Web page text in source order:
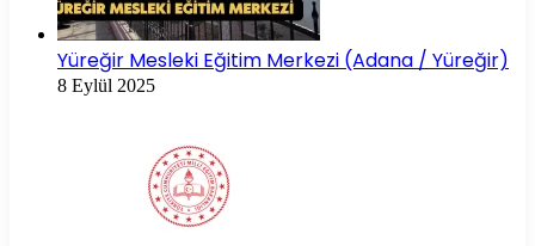
Yüreğir Mesleki Eğitim Merkezi (Adana / Yüreğir)
8 Eylül 2025